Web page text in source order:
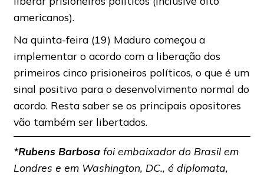
americanos).
Na quinta-feira (19) Maduro começou a
implementar o acordo com a liberação dos
primeiros cinco prisioneiros políticos, o que é um
sinal positivo para o desenvolvimento normal do
acordo. Resta saber se os principais opositores
vão também ser libertados.
*Rubens Barbosafoi embaixador do Brasil em
Londres e em Washington, DC., é diplomata,